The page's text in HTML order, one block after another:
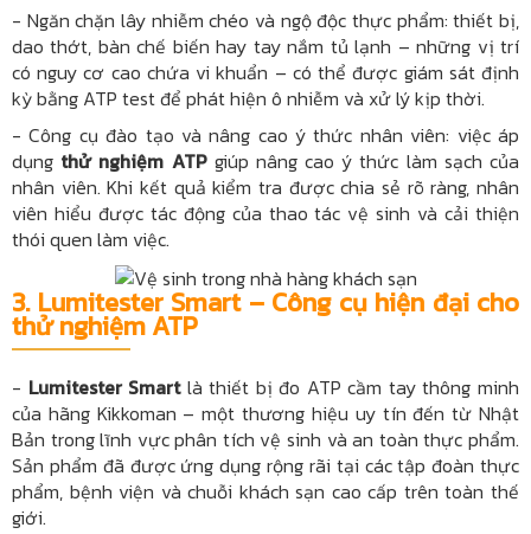
- Ngăn chặn lây nhiễm chéo và ngộ độc thực phẩm: thiết bị,
dao thớt, bàn chế biến hay tay nắm tủ lạnh – những vị trí
có nguy cơ cao chứa vi khuẩn – có thể được giám sát định
kỳ bằng ATP test để phát hiện ô nhiễm và xử lý kịp thời.
- Công cụ đào tạo và nâng cao ý thức nhân viên: việc áp
dụng thử nghiệm ATPgiúp nâng cao ý thức làm sạch của
nhân viên. Khi kết quả kiểm tra được chia sẻ rõ ràng, nhân
viên hiểu được tác động của thao tác vệ sinh và cải thiện
thói quen làm việc.
3. Lumitester Smart – Công cụ hiện đại cho
thử nghiệm ATP
- Lumitester Smartlà thiết bị đo ATP cầm tay thông minh
của hãng Kikkoman – một thương hiệu uy tín đến từ Nhật
Bản trong lĩnh vực phân tích vệ sinh và an toàn thực phẩm.
Sản phẩm đã được ứng dụng rộng rãi tại các tập đoàn thực
phẩm, bệnh viện và chuỗi khách sạn cao cấp trên toàn thế
giới.